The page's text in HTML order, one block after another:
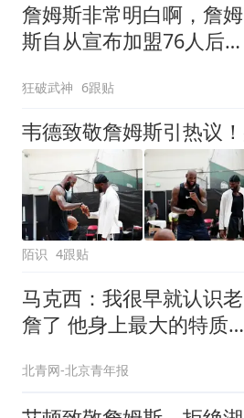
詹姆斯非常明白啊，詹姆
斯自从宣布加盟76人后，
狂破武神 6跟贴
陌识 4跟贴
马克西：我很早就认识老
詹了 他身上最大的特质就
北青网-北京青年报